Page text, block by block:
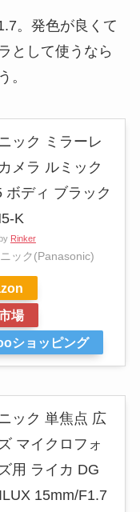
。発色が良くて
として使うなら
。
ック ミラーレ
メラ ルミック
ボディ ブラック
K
Rinker
ック(Panasonic)
場
ショッピング
ック 単焦点 広
マイクロフォ
用 ライカ DG
15mm/F1.7